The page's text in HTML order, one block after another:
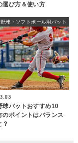
選び方＆使い方
野球・ソフトボール用バット
球バットおすすめ10
のポイントはバランス
？